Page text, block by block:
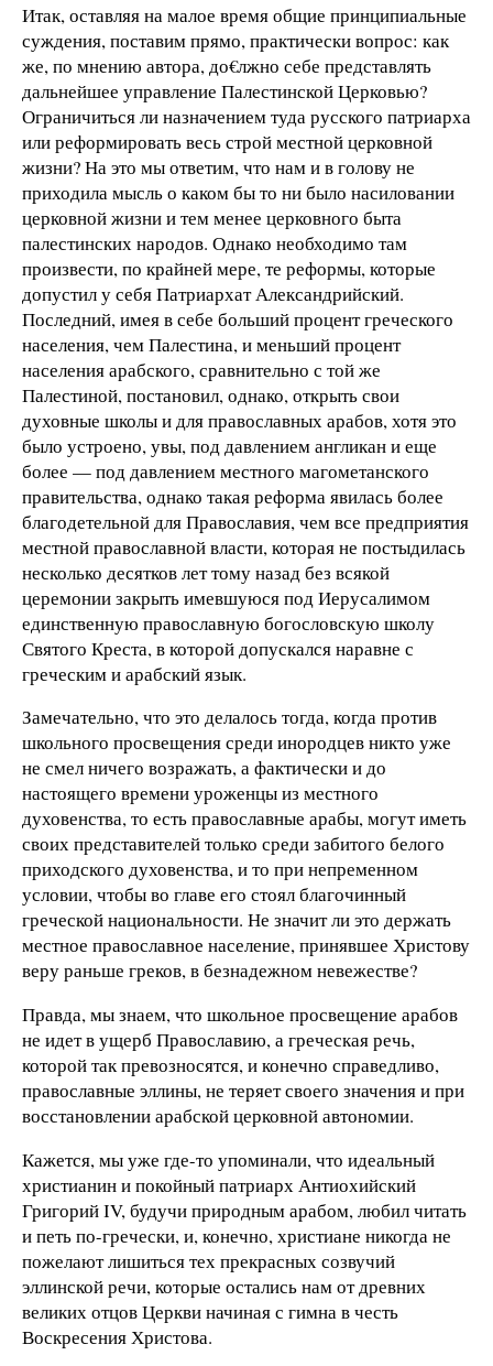
Итак, оставляя на малое время общие принципиальные
суждения, поставим прямо, практически вопрос: как
же, по мнению автора, до€лжно себе представлять
дальнейшее управление Палестинской Церковью?
Ограничиться ли назначением туда русского патриарха
или реформировать весь строй местной церковной
жизни? На это мы ответим, что нам и в голову не
приходила мысль о каком бы то ни было насиловании
церковной жизни и тем менее церковного быта
палестинских народов. Однако необходимо там
произвести, по крайней мере, те реформы, которые
допустил у себя Патриархат Александрийский.
Последний, имея в себе больший процент греческого
населения, чем Палестина, и меньший процент
населения арабского, сравнительно с той же
Палестиной, постановил, однако, открыть свои
духовные школы и для православных арабов, хотя это
было устроено, увы, под давлением англикан и еще
более — под давлением местного магометанского
правительства, однако такая реформа явилась более
благодетельной для Православия, чем все предприятия
местной православной власти, которая не постыдилась
несколько десятков лет тому назад без всякой
церемонии закрыть имевшуюся под Иерусалимом
единственную православную богословскую школу
Святого Креста, в которой допускался наравне с
греческим и арабский язык.
Замечательно, что это делалось тогда, когда против
школьного просвещения среди инородцев никто уже
не смел ничего возражать, а фактически и до
настоящего времени уроженцы из местного
духовенства, то есть православные арабы, могут иметь
своих представителей только среди забитого белого
приходского духовенства, и то при непременном
условии, чтобы во главе его стоял благочинный
греческой национальности. Не значит ли это держать
местное православное население, принявшее Христову
веру раньше греков, в безнадежном невежестве?
Правда, мы знаем, что школьное просвещение арабов
не идет в ущерб Православию, а греческая речь,
которой так превозносятся, и конечно справедливо,
православные эллины, не теряет своего значения и при
восстановлении арабской церковной автономии.
Кажется, мы уже где-то упоминали, что идеальный
христианин и покойный патриарх Антиохийский
Григорий ІV, будучи природным арабом, любил читать
и петь по-гречески, и, конечно, христиане никогда не
пожелают лишиться тех прекрасных созвучий
эллинской речи, которые остались нам от древних
великих отцов Церкви начиная с гимна в честь
Воскресения Христова.